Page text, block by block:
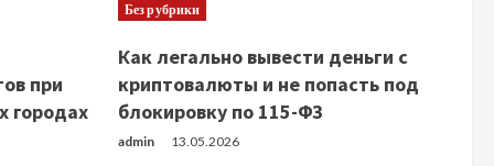
при
городах
Без рубрики
Как легально вывести деньги с
криптовалюты и не попасть под
блокировку по 115-ФЗ
admin 13.05.2026